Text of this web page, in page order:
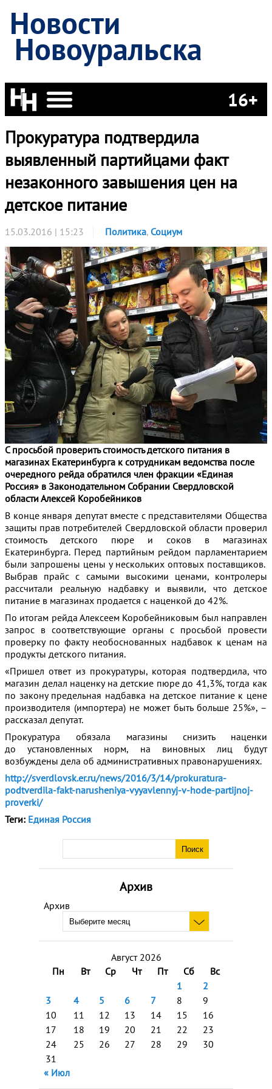
Новости
Новоуральска
16+
Архив
Архив
Август 2026
Пн
Вт Ср Чт Пт Сб
Вс
1
2
3
4 5 6 7 8
9
10
11 12 13 14 15
16
17
18 19 20 21 22
23
24
25 26 27 28 29
30
31
« Июл
Прокуратура подтвердила
выявленный партийцами факт
незаконного завышения цен на
детское питание
15.03.2016 | 15:23 Политика, Социум
С просьбой проверить стоимость детского питания в
магазинах Екатеринбурга к сотрудникам ведомства после
очередного рейда обратился член фракции «Единая
Россия» в Законодательном Собрании Свердловской
области Алексей Коробейников
В конце января депутат вместе с представителями Общества
защиты прав потребителей Свердловской области проверил
стоимость детского пюре и соков в магазинах
Екатеринбурга. Перед партийным рейдом парламентарием
были запрошены цены у нескольких оптовых поставщиков.
Выбрав прайс с самыми высокими ценами, контролеры
рассчитали реальную надбавку и выявили, что детское
питание в магазинах продается с наценкой до 42%.
По итогам рейда Алексеем Коробейниковым был направлен
запрос в соответствующие органы с просьбой провести
проверку по факту необоснованных надбавок к ценам на
продукты детского питания.
«Пришел ответ из прокуратуры, которая подтвердила, что
магазин делал наценку на детские пюре до 41,3%, тогда как
по закону предельная надбавка на детское питание к цене
производителя (импортера) не может быть больше 25%», –
рассказал депутат.
Прокуратура обязала магазины снизить наценки
до установленных норм, на виновных лиц будут
возбуждены дела об административных правонарушениях.
http://sverdlovsk.er.ru/news/2016/3/14/prokuratura-
podtverdila-fakt-narusheniya-vyyavlennyj-v-hode-partijnoj-
proverki/
Теги: Единая Россия